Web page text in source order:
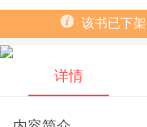
该书已下
详情